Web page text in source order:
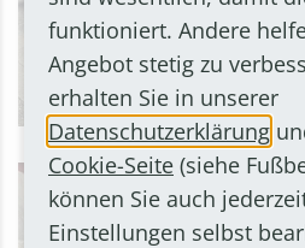
funktioniert. Andere
Angebot stetig zu
erhalten Sie in unserer
Datenschutzerklärung
Cookie-Seite (siehe
können Sie auch
Einstellungen selbst